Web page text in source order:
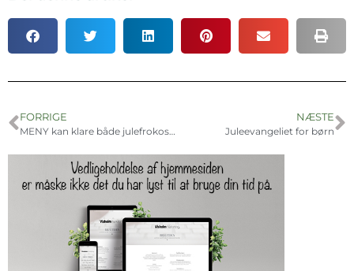
FORRIGE
MENY kan klare både julefrokost og juleand
NÆSTE
Juleevangeliet for børn